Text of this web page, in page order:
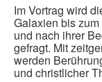
Im Vortrag wird
Galaxien bis
und nach ihrer
gefragt. Mit
werden
und christlicher